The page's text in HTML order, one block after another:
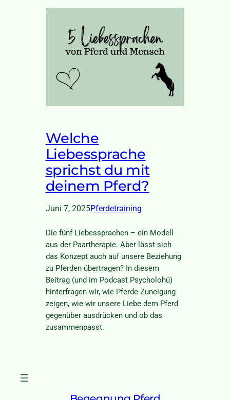
Welche
Liebessprache
sprichst du mit
deinem Pferd?
Juni 7, 2025Pferdetraining
Die fünf Liebessprachen – ein Modell
aus der Paartherapie. Aber lässt sich
das Konzept auch auf unsere Beziehung
zu Pferden übertragen? In diesem
Beitrag (und im Podcast Psycholohü)
hinterfragen wir, wie Pferde Zuneigung
zeigen, wie wir unsere Liebe dem Pferd
gegenüber ausdrücken und ob das
zusammenpasst.